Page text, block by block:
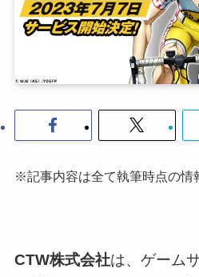
※記事内容は全て執筆時点の情
CTW株式会社は、ゲーム